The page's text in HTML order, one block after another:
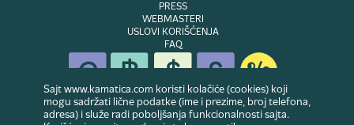
PRESS
WEBMASTERI
USLOVI KORIŠĆENJA
FAQ
© Copyright 2007-2026. Website developed & owned byDubes doo
Sajt www.kamatica.com koristi kolačiće (cookies) koji
mogu sadržati lične podatke (ime i prezime, broj telefona,
adresa) i služe radi poboljšanja funkcionalnosti sajta.